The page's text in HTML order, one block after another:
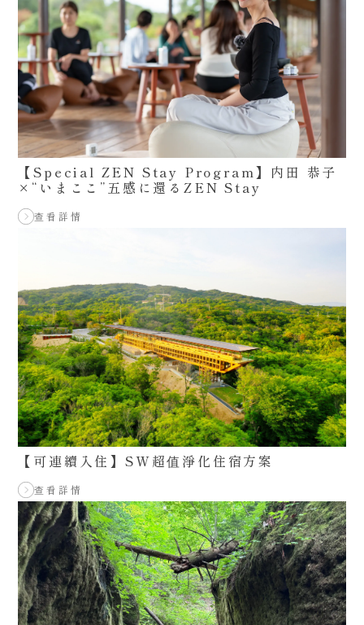
【Special ZEN Stay Program】内田 恭子
×“いまここ”五感に還るZEN Stay
查看詳情
【可連續入住】SW超值淨化住宿方案
查看詳情